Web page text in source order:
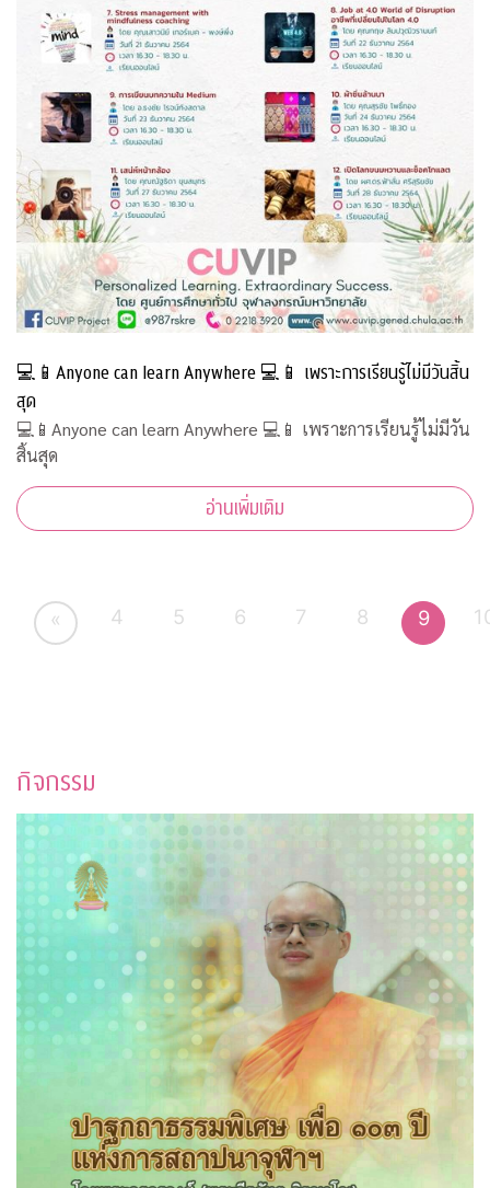
💻📱Anyone can learn Anywhere 💻📱 เพราะการเรียนรู้ไม่มีวันสิ้น
สุด
💻📱Anyone can learn Anywhere 💻📱 เพราะการเรียนรู้ไม่มีวัน
สิ้นสุด
อ่านเพิ่มเติม
« 4 5 6 7 8 9
กิจกรรม